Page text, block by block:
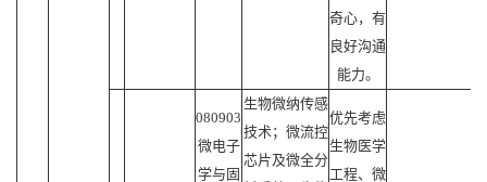
奇心，有
良好沟通
能力。
080903
微电子
学与固
生物微纳传感
技术；微流控
芯片及微全分
优先考虑
生物医学
工程、微